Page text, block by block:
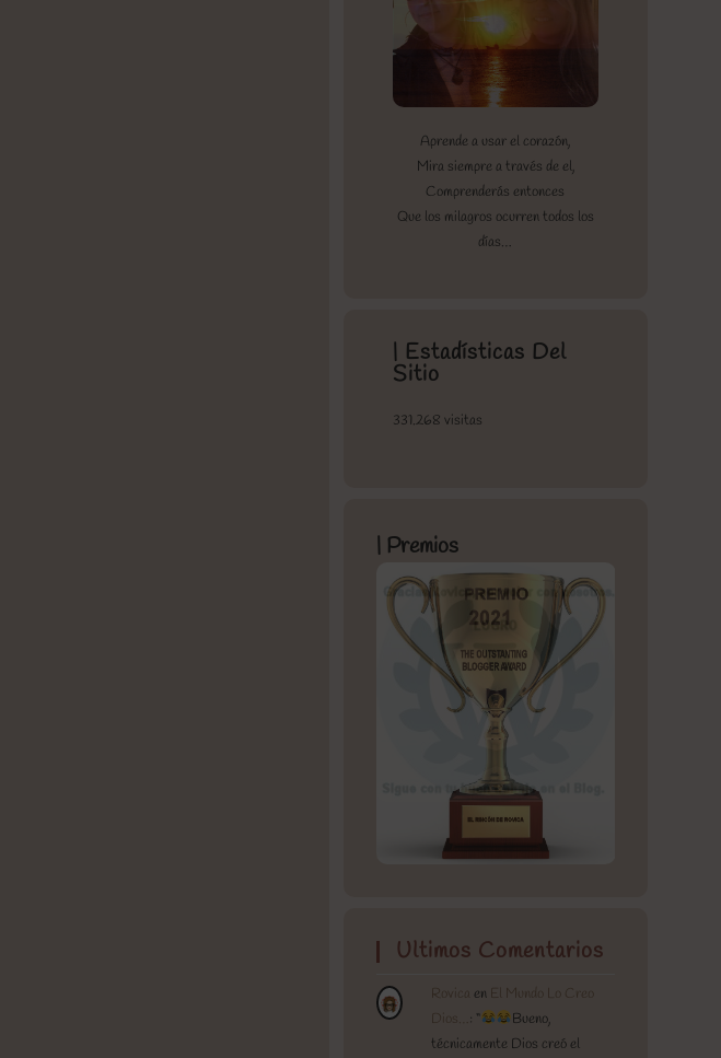
Aprende a usar el corazón,
Mira siempre a través de el,
Comprenderás entonces
Que los milagros ocurren todos los
días…
| Estadísticas Del
Sitio
331.268 visitas
| Premios
Ultimos Comentarios
Rovica en El Mundo Lo Creo
Dios… : “
Bueno,
técnicamente Dios creó el